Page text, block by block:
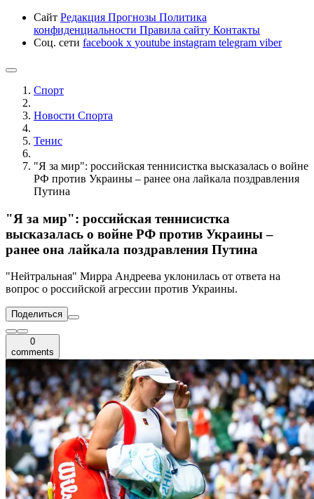
Сайт Редакция Прогнозы Политика
конфиденциальности Правила сайту Контакты
Соц. сети facebook x youtube instagram telegram viber
Спорт
Новости Cпорта
Тенис
"Я за мир": российская теннисистка высказалась о войне
РФ против Украины – ранее она лайкала поздравления
Путина
"Я за мир": российская теннисистка
высказалась о войне РФ против Украины –
ранее она лайкала поздравления Путина
"Нейтральная" Мирра Андреева уклонилась от ответа на
вопрос о российской агрессии против Украины.
Поделиться
0
comments